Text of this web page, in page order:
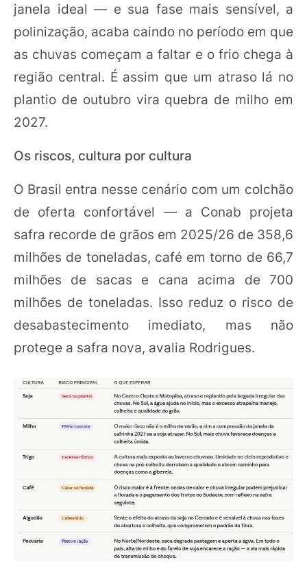
janela ideal — e sua fase mais sensível, a
polinização, acaba caindo no período em que
as chuvas começam a faltar e o frio chega à
região central. É assim que um atraso lá no
plantio de outubro vira quebra de milho em
2027.
Os riscos, cultura por cultura
O Brasil entra nesse cenário com um colchão
de oferta confortável — a Conab projeta
safra recorde de grãos em 2025/26 de 358,6
milhões de toneladas, café em torno de 66,7
milhões de sacas e cana acima de 700
milhões de toneladas. Isso reduz o risco de
desabastecimento imediato, mas não
protege a safra nova, avalia Rodrigues.